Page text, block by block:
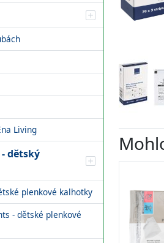
Living
dětský
plenkové kalhotky
- dětské plenkové